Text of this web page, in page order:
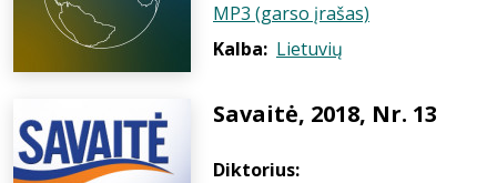
MP3 (garso įrašas)
Kalba: Lietuvių
Savaitė, 2018, Nr. 13
Diktorius: